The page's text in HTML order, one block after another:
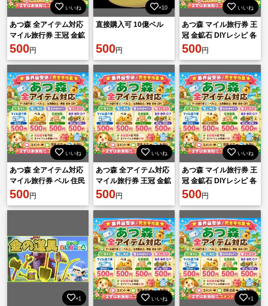
いいね
あつ森 全アイテム対応
マイル旅行券 王冠 金鉱
石 DIYレシピ 各種素材
安心対応
500円
×10
直接購入可 10億ベル
500円
いいね
あつ森 マイル旅行券 王
冠 金鉱石 DIYレシピ 各
種素材 500円 相談可
500円
いいね
あつ森 全アイテム対応
マイル旅行券 ベル 住民
勧誘 家具 素材 DIY 即対
500円
いいね
あつ森 全アイテム対応
マイル旅行券 王冠 金鉱
石 DIYレシピ 各種素材
安心対応
500円
いいね
あつ森 マイル旅行券 王
冠 金鉱石 DIYレシピ 各
種素材 500円 相談可
500円
×1 いいね ×1